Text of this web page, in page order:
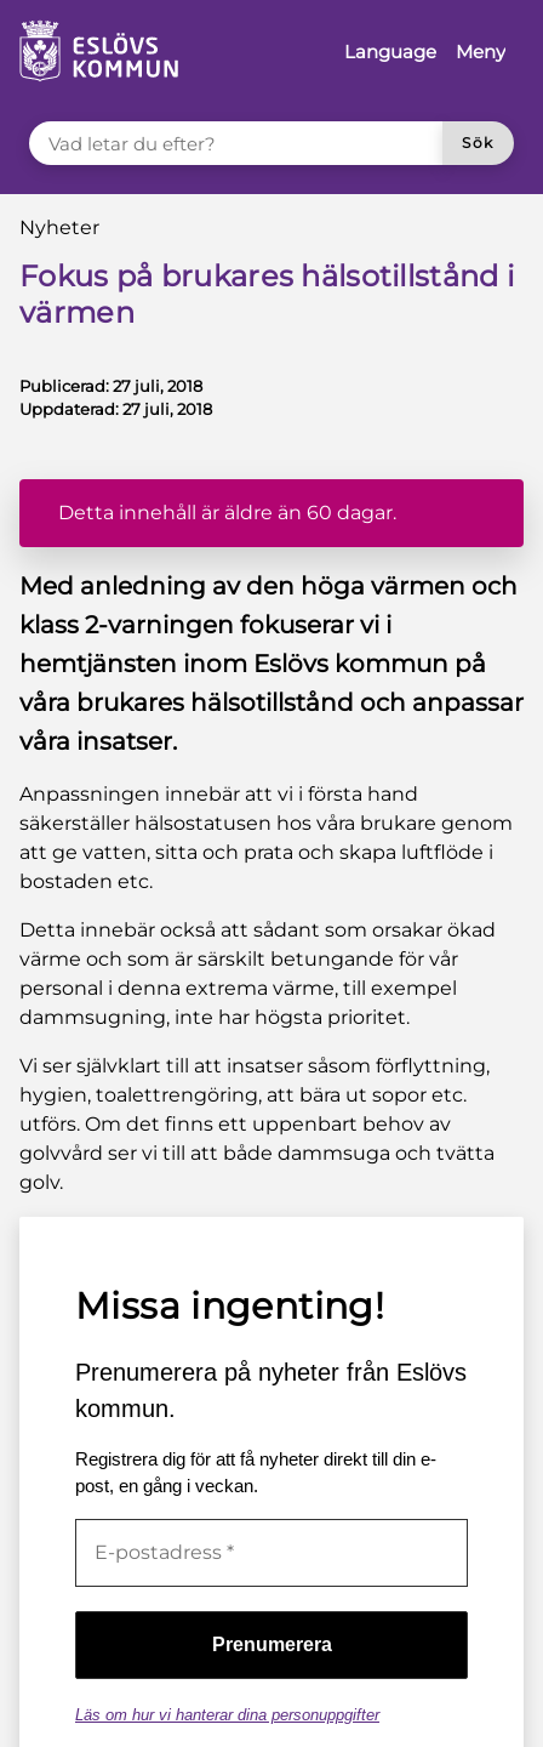
till innehåll
Language
Meny
VAD LETAR DU EFTER?
Sök
Du är här:
Nyheter
Fokus på brukares hälsotillstånd i
värmen
Publicerad:27 juli, 2018
Uppdaterad:27 juli, 2018
Detta innehåll är äldre än 60 dagar.
Med anledning av den höga värmen och
klass 2-varningen fokuserar vi i
hemtjänsten inom Eslövs kommun på
våra brukares hälsotillstånd och anpassar
våra insatser.
Anpassningen innebär att vi i första hand
säkerställer hälsostatusen hos våra brukare genom
att ge vatten, sitta och prata och skapa luftflöde i
bostaden etc.
Detta innebär också att sådant som orsakar ökad
värme och som är särskilt betungande för vår
personal i denna extrema värme, till exempel
dammsugning, inte har högsta prioritet.
Vi ser självklart till att insatser såsom förflyttning,
hygien, toalettrengöring, att bära ut sopor etc.
utförs. Om det finns ett uppenbart behov av
golvvård ser vi till att både dammsuga och tvätta
golv.
Missa ingenting!
Prenumerera på nyheter från Eslövs
kommun.
Registrera dig för att få nyheter direkt till din e-
post, en gång i veckan.
Läs om hur vi hanterar dina personuppgifter